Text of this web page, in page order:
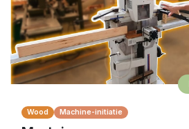
Wood Machine-initiatie